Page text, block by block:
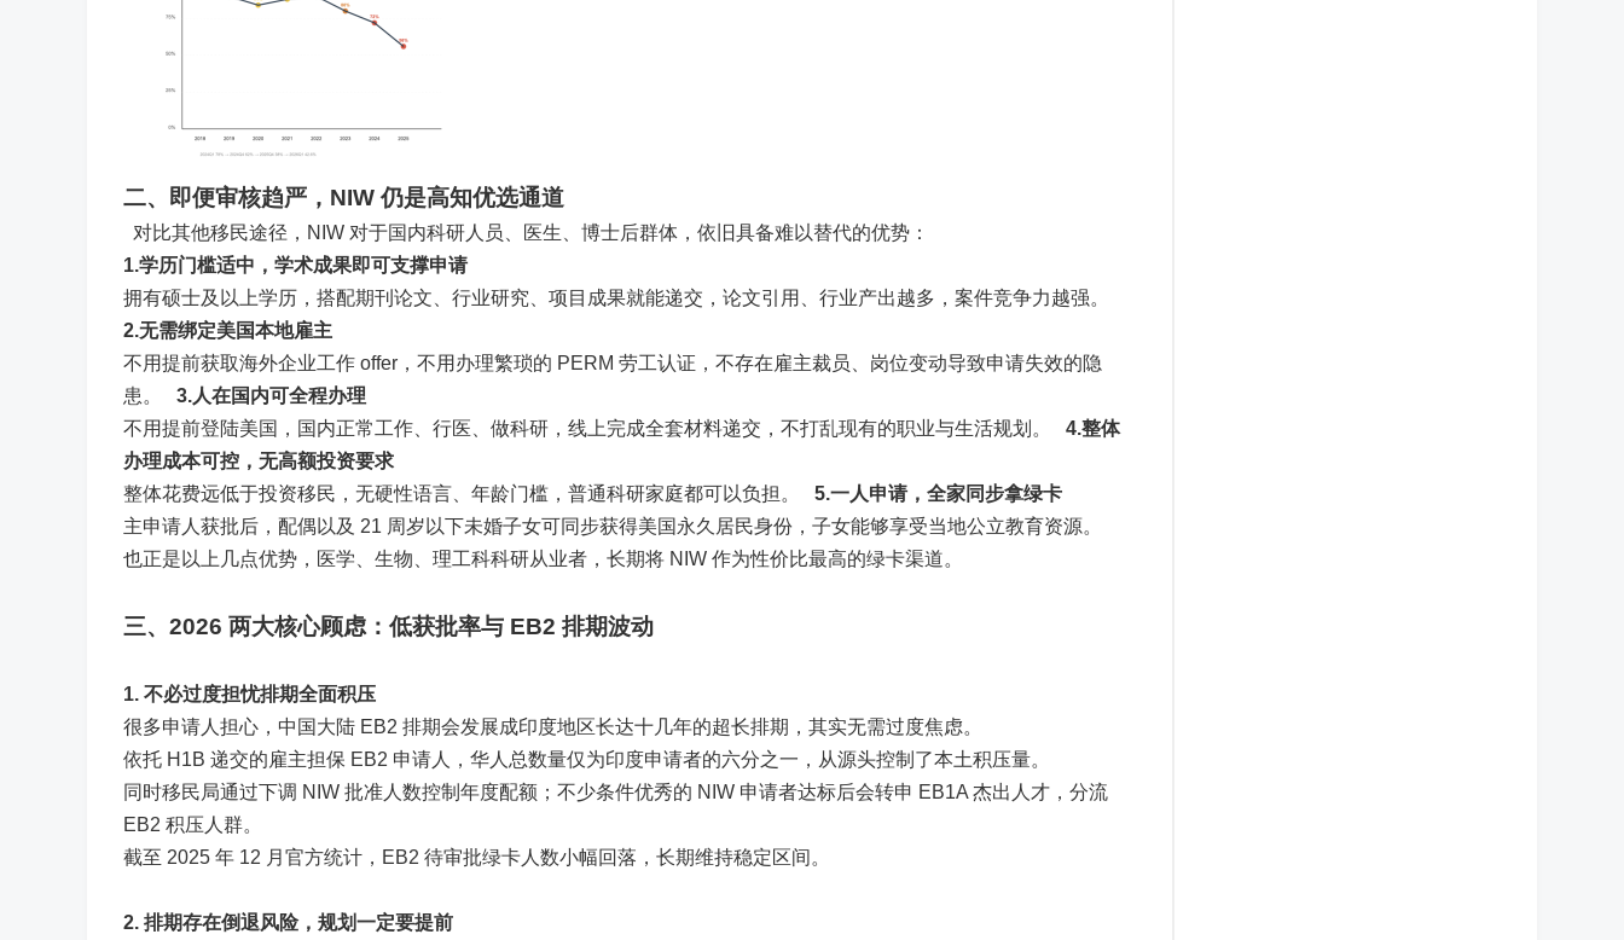
二、即便审核趋严， NIW 仍是高知优选通道
对比其他移民途径，NIW 对于国内科研人员、医生、博士后群体，依旧具备难以替代的优势：
1.学历门槛适中，学术成果即可支撑申请
拥有硕士及以上学历，搭配期刊论文、行业研究、项目成果就能递交，论文引用、行业产出越多，案件竞争力越强。
2.无需绑定美国本地雇主
不用提前获取海外企业工作 offer，不用办理繁琐的 PERM 劳工认证，不存在雇主裁员、岗位变动导致申请失效的隐
患。 3.人在国内可全程办理
不用提前登陆美国，国内正常工作、行医、做科研，线上完成全套材料递交，不打乱现有的职业与生活规划。 4.整体
办理成本可控，无高额投资要求
整体花费远低于投资移民，无硬性语言、年龄门槛，普通科研家庭都可以负担。 5.一人申请，全家同步拿绿卡
主申请人获批后，配偶以及 21 周岁以下未婚子女可同步获得美国永久居民身份，子女能够享受当地公立教育资源。
也正是以上几点优势，医学、生物、理工科科研从业者，长期将 NIW 作为性价比最高的绿卡渠道。
三、2026 两大核心顾虑： 低获批率与 EB2 排期波动
1. 不必过度担忧排期全面积压
很多申请人担心，中国大陆 EB2 排期会发展成印度地区长达十几年的超长排期，其实无需过度焦虑。
依托 H1B 递交的雇主担保 EB2 申请人，华人总数量仅为印度申请者的六分之一，从源头控制了本土积压量。
同时移民局通过下调 NIW 批准人数控制年度配额；不少条件优秀的 NIW 申请者达标后会转申 EB1A 杰出人才，分流
EB2 积压人群。
截至 2025 年 12 月官方统计，EB2 待审批绿卡人数小幅回落，长期维持稳定区间。
2. 排期存在倒退风险，规划一定要提前